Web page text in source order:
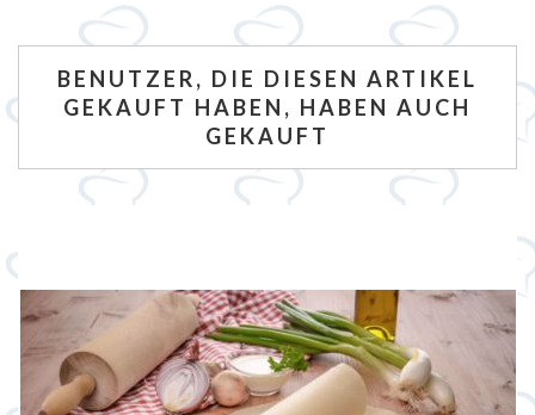
BENUTZER, DIE DIESEN ARTIKEL
GEKAUFT HABEN, HABEN AUCH
GEKAUFT